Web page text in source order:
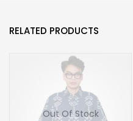
RELATED PRODUCTS
Out Of Stock